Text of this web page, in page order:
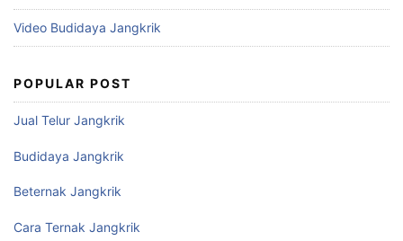
Video Budidaya Jangkrik
POPULAR POST
Jual Telur Jangkrik
Budidaya Jangkrik
Beternak Jangkrik
Cara Ternak Jangkrik